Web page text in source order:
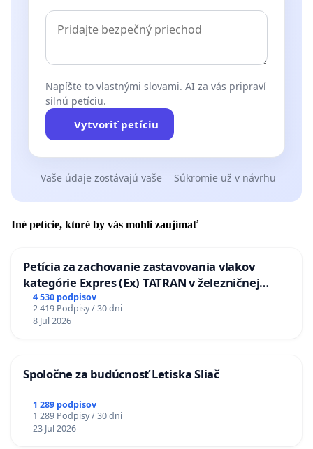
Napíšte to vlastnými slovami. AI za vás pripraví
silnú petíciu.
Vytvoriť petíciu
Vaše údaje zostávajú vaše Súkromie už v návrhu
Iné petície, ktoré by vás mohli zaujímať
Petícia za zachovanie zastavovania vlakov
kategórie Expres (Ex) TATRAN v železničnej
stanici Púchov
4 530 podpisov
2 419 Podpisy / 30 dni
8 Jul 2026
Spoločne za budúcnosť Letiska Sliač
1 289 podpisov
1 289 Podpisy / 30 dni
23 Jul 2026